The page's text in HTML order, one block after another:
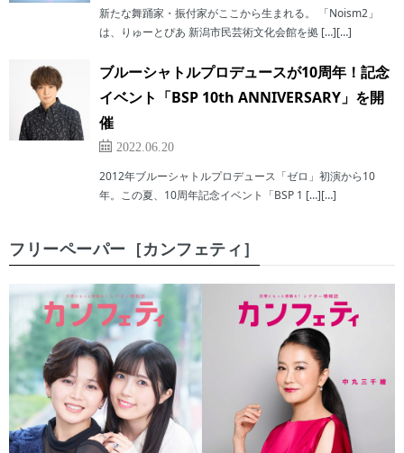
新たな舞踊家・振付家がここから生まれる。 「Noism2」
は、りゅーとぴあ 新潟市民芸術文化会館を拠 […][…]
ブルーシャトルプロデュースが10周年！記念
イベント「BSP 10th ANNIVERSARY」を開
催
2022.06.20
2012年ブルーシャトルプロデュース「ゼロ」初演から10
年。この夏、10周年記念イベント「BSP 1 […][…]
フリーペーパー［カンフェティ］